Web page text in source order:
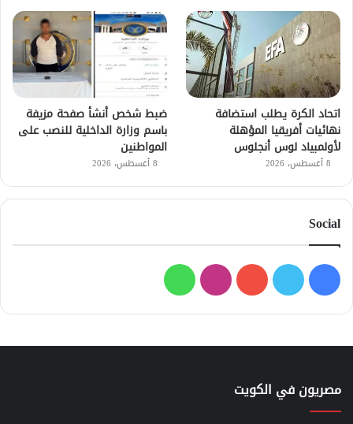
اتحاد الكرة يطلب استضافة
نهائيات أفريقيا المؤهلة
لأولمبياد لوس أنجلوس
8 أغسطس، 2026
ضبط شخص أنشأ صفحة مزيفة
باسم وزارة الداخلية للنصب على
المواطنين
8 أغسطس، 2026
Social
فيسبوك
تويتر يوتيوبانستقرامواتساب
مصريون في الكويت